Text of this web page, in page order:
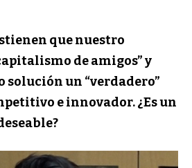
que nuestro
de amigos” y
solución un “verdadero”
e innovador. ¿Es un